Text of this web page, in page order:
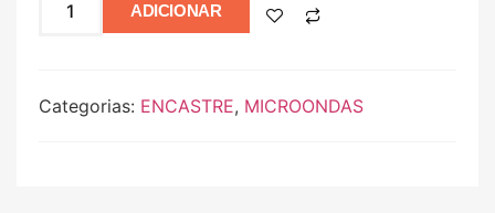
ADICIONAR
Categorias: ENCASTRE, MICROONDAS